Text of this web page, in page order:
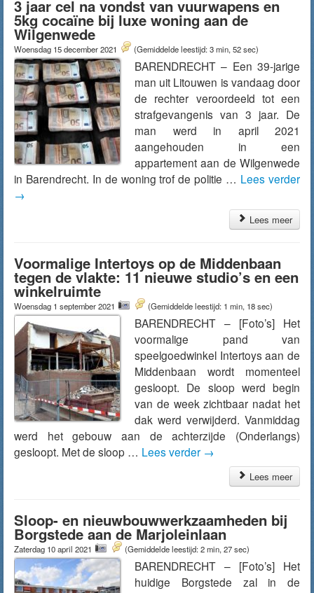
3 jaar cel na vondst van vuurwapens en
5kg cocaïne bij luxe woning aan de
Wilgenwede
Woensdag 15 december 2021 (Gemiddelde leestijd: 3 min, 52 sec)
BARENDRECHT – Een 39-jarige
man uit Litouwen is vandaag door
de rechter veroordeeld tot een
strafgevangenis van 3 jaar. De
man werd in april 2021
aangehouden in een
appartement aan de Wilgenwede
in Barendrecht. In de woning trof de politie … Lees verder
→
Lees meer
Voormalige Intertoys op de Middenbaan
tegen de vlakte: 11 nieuwe studio’s en een
winkelruimte
Woensdag 1 september 2021 (Gemiddelde leestijd: 1 min, 18 sec)
BARENDRECHT – [Foto’s] Het
voormalige pand van
speelgoedwinkel Intertoys aan de
Middenbaan wordt momenteel
gesloopt. De sloop werd begin
van de week zichtbaar nadat het
dak werd verwijderd. Vanmiddag
werd het gebouw aan de achterzijde (Onderlangs)
gesloopt. Met de sloop … Lees verder →
Lees meer
Sloop- en nieuwbouwwerkzaamheden bij
Borgstede aan de Marjoleinlaan
Zaterdag 10 april 2021 (Gemiddelde leestijd: 2 min, 27 sec)
BARENDRECHT – [Foto’s] Het
huidige Borgstede zal in de